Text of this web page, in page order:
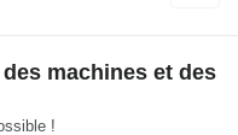
machines et des
!